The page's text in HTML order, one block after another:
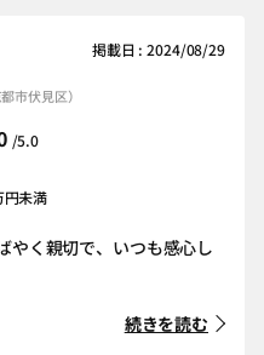
掲載日 : 2024/08/29
市伏見区）
/5.0
未満
やく親切で、いつも感心し
続きを読む